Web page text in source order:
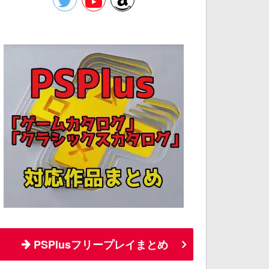
PSPlusフリープレイまとめ